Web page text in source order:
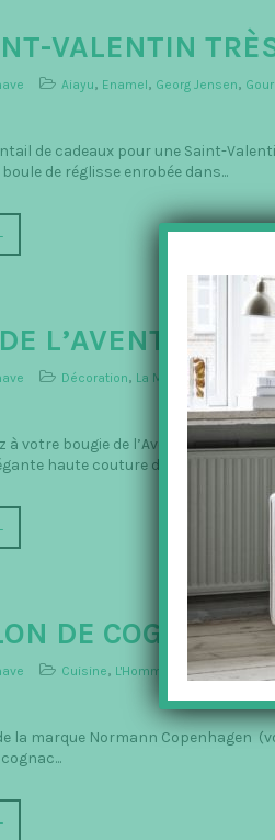
VALENTIN
Aiayu, Enamel, Georg Jensen,
de cadeaux pour une Saint-
de réglisse enrobée dans...
L’AVENT
Décoration, La Maison, Normann
à votre bougie de l’Avent ? … si non,
haute couture de Paris,...
DE COGNAC
Cuisine, L'Homme La Maison,
la marque Normann Copenhagen